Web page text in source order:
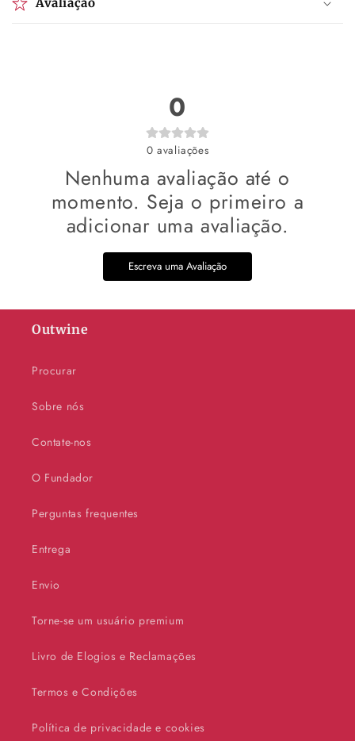
Avaliação
0
0 avaliações
Nenhuma avaliação até o
momento. Seja o primeiro a
adicionar uma avaliação.
Escreva uma Avaliação
Outwine
Procurar
Sobre nós
Contate-nos
O Fundador
Perguntas frequentes
Entrega
Envio
Torne-se um usuário premium
Livro de Elogios e Reclamações
Termos e Condições
Política de privacidade e cookies